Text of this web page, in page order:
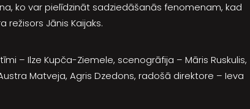
ko var pielīdzināt sadziedāšanās fenomenam, kad
Jānis Kaijaks.
– Ilze Kupča-Ziemele, scenogrāfija – Māris Ruskulis,
Matveja, Agris Dzedons, radošā direktore – Ieva